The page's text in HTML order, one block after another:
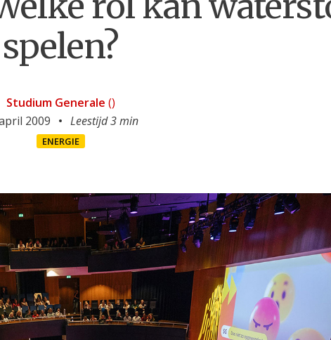
spelen?
Studium Generale ()
2009
Leestijd 3 min
ENERGIE